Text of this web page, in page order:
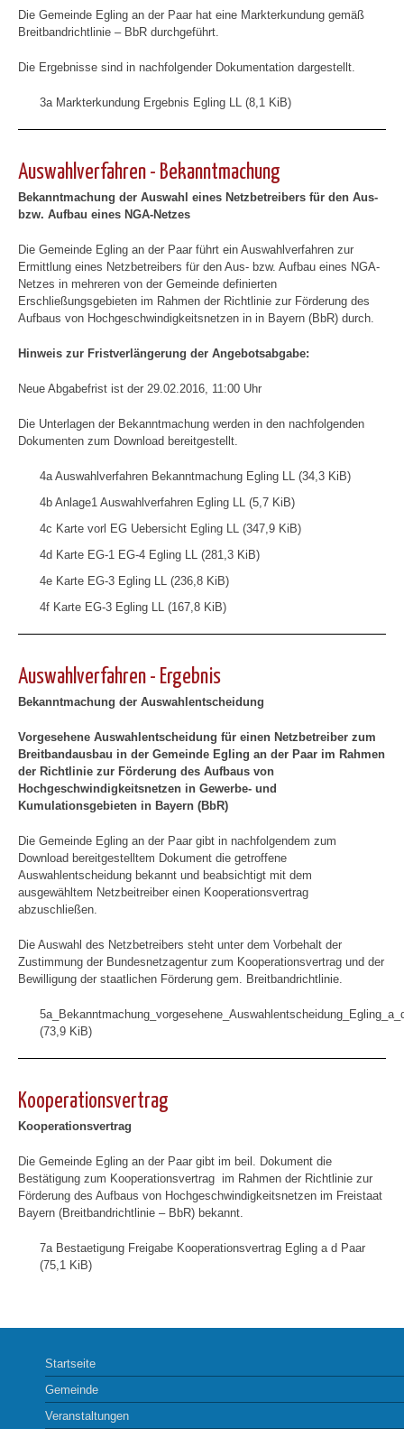
Die Gemeinde Egling an der Paar hat eine Markterkundung gemäß
Breitbandrichtlinie – BbR durchgeführt.
Die Ergebnisse sind in nachfolgender Dokumentation dargestellt.
3a Markterkundung Ergebnis Egling LL (8,1 KiB)
Auswahlverfahren - Bekanntmachung
Bekanntmachung der Auswahl eines Netzbetreibers für den Aus-
bzw. Aufbau eines NGA-Netzes
Die Gemeinde Egling an der Paar führt ein Auswahlverfahren zur
Ermittlung eines Netzbetreibers für den Aus- bzw. Aufbau eines NGA-
Netzes in mehreren von der Gemeinde definierten
Erschließungsgebieten im Rahmen der Richtlinie zur Förderung des
Aufbaus von Hochgeschwindigkeitsnetzen in in Bayern (BbR) durch.
Hinweis zur Fristverlängerung der Angebotsabgabe:
Neue Abgabefrist ist der 29.02.2016, 11:00 Uhr
Die Unterlagen der Bekanntmachung werden in den nachfolgenden
Dokumenten zum Download bereitgestellt.
4a Auswahlverfahren Bekanntmachung Egling LL (34,3 KiB)
4b Anlage1 Auswahlverfahren Egling LL (5,7 KiB)
4c Karte vorl EG Uebersicht Egling LL (347,9 KiB)
4d Karte EG-1 EG-4 Egling LL (281,3 KiB)
4e Karte EG-3 Egling LL (236,8 KiB)
4f Karte EG-3 Egling LL (167,8 KiB)
Auswahlverfahren - Ergebnis
Bekanntmachung der Auswahlentscheidung
Vorgesehene Auswahlentscheidung für einen Netzbetreiber zum
Breitbandausbau in der Gemeinde Egling an der Paar im Rahmen
der Richtlinie zur Förderung des Aufbaus von
Hochgeschwindigkeitsnetzen in Gewerbe- und
Kumulationsgebieten in Bayern (BbR)
Die Gemeinde Egling an der Paar gibt in nachfolgendem zum
Download bereitgestelltem Dokument die getroffene
Auswahlentscheidung bekannt und beabsichtigt mit dem
ausgewähltem Netzbeitreiber einen Kooperationsvertrag
abzuschließen.
Die Auswahl des Netzbetreibers steht unter dem Vorbehalt der
Zustimmung der Bundesnetzagentur zum Kooperationsvertrag und der
Bewilligung der staatlichen Förderung gem. Breitbandrichtlinie.
(73,9 KiB)
Kooperationsvertrag
Kooperationsvertrag
Die Gemeinde Egling an der Paar gibt im beil. Dokument die
Bestätigung zum Kooperationsvertrag im Rahmen der Richtlinie zur
Förderung des Aufbaus von Hochgeschwindigkeitsnetzen im Freistaat
Bayern (Breitbandrichtlinie – BbR) bekannt.
7a Bestaetigung Freigabe Kooperationsvertrag Egling a d Paar
(75,1 KiB)
Startseite
Gemeinde
Veranstaltungen